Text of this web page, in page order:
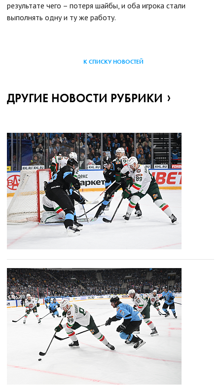
результате чего – потеря шайбы, и оба игрока стали
выполнять одну и ту же работу.
К СПИСКУ НОВОСТЕЙ
ДРУГИЕ НОВОСТИ РУБРИКИ